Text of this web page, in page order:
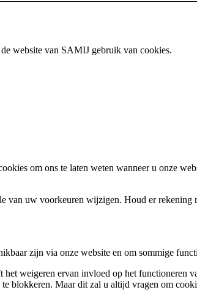
website van SAMIJ gebruik van cookies.
om ons te laten weten wanneer u onze
uw voorkeuren wijzigen. Houd er
zijn via onze website en om sommige
weigeren ervan invloed op het
blokkeren. Maar dit zal u altijd vragen om